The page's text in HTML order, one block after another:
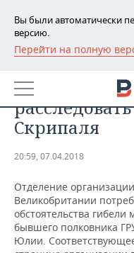
Вы были автоматически
версию.
Перейти на полную
РЕГИОНЫ
БАШКОРТОСТАН
ТАТАРСТАН
НОВОСТИ
АНАЛИТИКА
ДЕКЛАРАЦИИ О
КОРОЛИ
ВУЗЫ ТАТАРСТАНА
НОВОСТИ
ФИНАНСЫ
БАНКИ
ПРОМЫШЛЕННОСТЬ
НОВОСТИ
ПРОМЫШЛЕННОСТИ
НЕДВИЖИМОСТЬ
НОВОСТИ
АВТО
Скрипаля
20:59, 07.04.2018
Отделение
Великобритании
обстоятельства
бывшего полковника
Юлии.